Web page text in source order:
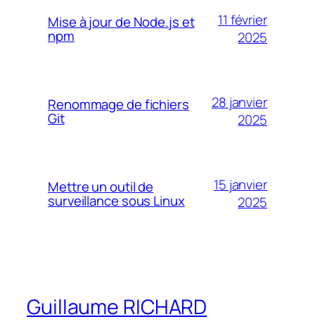
Mise à jour de Node.js et
npm
11 février
2025
Renommage de fichiers
Git
28 janvier
2025
Mettre un outil de
surveillance sous Linux
15 janvier
2025
Guillaume RICHARD